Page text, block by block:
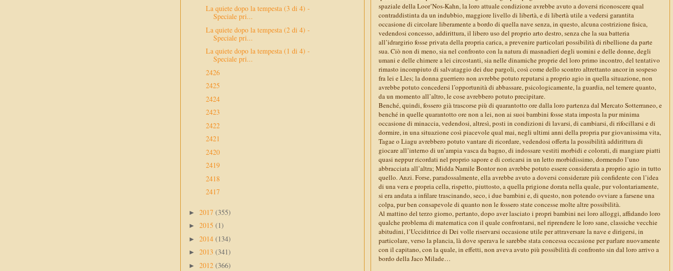
spaziale della Loor’Nos-Kahn, la loro attuale condizione avrebbe avuto a doversi riconoscere qual
contraddistinta da un indubbio, maggiore livello di libertà, e di libertà utile a vedersi garantita
occasione di circolare liberamente a bordo di quella nave senza, in questo, alcuna costrizione fisica,
vedendosi concesso, addirittura, il libero uso del proprio arto destro, senza che la sua batteria
all’idrargirio fosse privata della propria carica, a prevenire particolari possibilità di ribellione da parte
sua. Ciò non di meno, sia nel confronto con la natura di masnadieri degli uomini e delle donne, degli
umani e delle chimere a lei circostanti, sia nelle dinamiche proprie del loro primo incontro, del tentativo
rimasto incompiuto di salvataggio dei due pargoli, così come dello scontro altrettanto ancor in sospeso
fra lei e Lles; la donna guerriero non avrebbe potuto reputarsi a proprio agio in quella situazione, non
avrebbe potuto concedersi l’opportunità di abbassare, psicologicamente, la guardia, nel temere quanto,
da un momento all’altro, le cose avrebbero potuto precipitare.
Benché, quindi, fossero già trascorse più di quarantotto ore dalla loro partenza dal Mercato Sotterraneo, e
benché in quelle quarantotto ore non a lei, non ai suoi bambini fosse stata imposta la pur minima
occasione di minaccia, vedendosi, altresì, posti in condizioni di lavarsi, di cambiarsi, di rifocillarsi e di
dormire, in una situazione così piacevole qual mai, negli ultimi anni della propria pur giovanissima vita,
Tagae o Liagu avrebbero potuto vantare di ricordare, vedendosi offerta la possibilità addirittura di
giocare all’interno di un’ampia vasca da bagno, di indossare vestiti morbidi e colorati, di mangiare piatti
quasi neppur ricordati nel proprio sapore e di coricarsi in un letto morbidissimo, dormendo l’uno
abbracciata all’altra; Midda Namile Bontor non avrebbe potuto essere considerata a proprio agio in tutto
quello. Anzi. Forse, paradossalmente, ella avrebbe avuto a doversi considerare più confidente con l’idea
di una vera e propria cella, rispetto, piuttosto, a quella prigione dorata nella quale, pur volontariamente,
si era andata a infilare trascinando, seco, i due bambini e, di questo, non potendo ovviare a farsene una
colpa, pur ben consapevole di quanto non le fossero state concesse molte altre possibilità.
Al mattino del terzo giorno, pertanto, dopo aver lasciato i propri bambini nei loro alloggi, affidando loro
qualche problema di matematica con il quale confrontarsi, nel riprendere le loro sane, classiche vecchie
abitudini, l’Ucciditrice di Dei volle riservarsi occasione utile per attraversare la nave e dirigersi, in
particolare, verso la plancia, là dove sperava le sarebbe stata concessa occasione per parlare nuovamente
con il capitano, con la quale, in effetti, non aveva avuto più possibilità di confronto sin dal loro arrivo a
bordo della Jaco Milade…
La quiete dopo la tempesta (3 di 4) -
Speciale pri...
La quiete dopo la tempesta (2 di 4) -
Speciale pri...
La quiete dopo la tempesta (1 di 4) -
Speciale pri...
2426
2425
2424
2423
2422
2421
2420
2419
2418
2417
► 2017 (355)
► 2015 (1)
► 2014 (134)
► 2013 (341)
► 2012 (366)